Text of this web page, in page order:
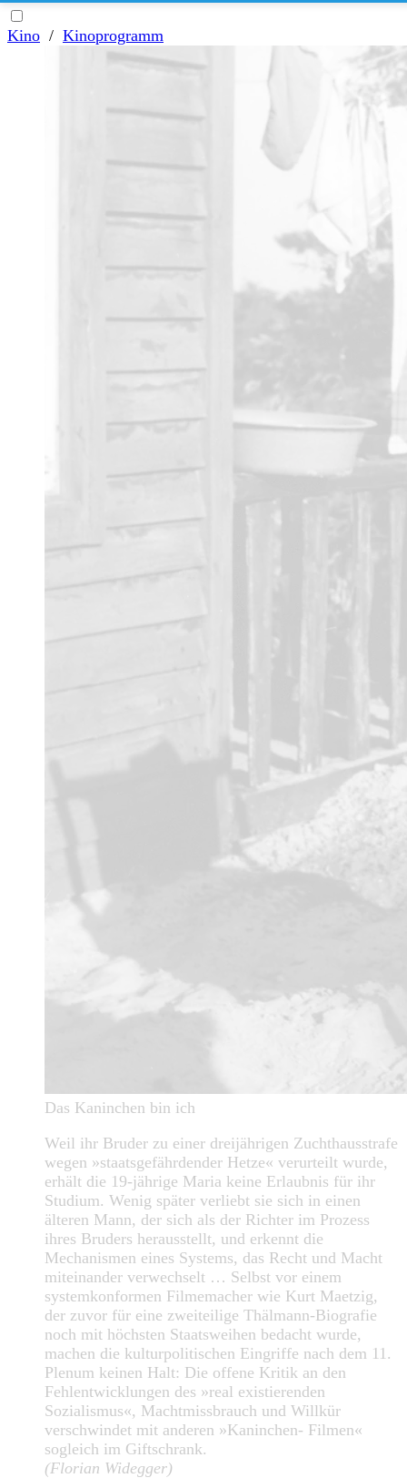
Kino / Kinoprogramm
Das Kaninchen bin ich
Weil ihr Bruder zu einer dreijährigen Zuchthausstrafe
wegen »staatsgefährdender Hetze« verurteilt wurde,
erhält die 19-jährige Maria keine Erlaubnis für ihr
Studium. Wenig später verliebt sie sich in einen
älteren Mann, der sich als der Richter im Prozess
ihres Bruders herausstellt, und erkennt die
Mechanismen eines Systems, das Recht und Macht
miteinander verwechselt … Selbst vor einem
systemkonformen Filmemacher wie Kurt Maetzig,
der zuvor für eine zweiteilige Thälmann-Biografie
noch mit höchsten Staatsweihen bedacht wurde,
machen die kulturpolitischen Eingriffe nach dem 11.
Plenum keinen Halt: Die offene Kritik an den
Fehlentwicklungen des »real existierenden
Sozialismus«, Machtmissbrauch und Willkür
verschwindet mit anderen »Kaninchen- Filmen«
sogleich im Giftschrank.
(Florian Widegger)